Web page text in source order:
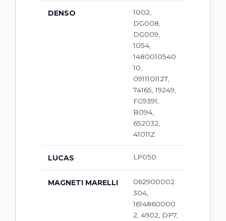
DENSO
1002,
DG008,
DG009,
1054,
1480010540
10,
0911101127,
74165, 19249,
FG9391,
B094,
652032,
41011Z
LUCAS LP050
MAGNETI MARELLI
062900002
304,
1614860000
2, 4902, DP7,